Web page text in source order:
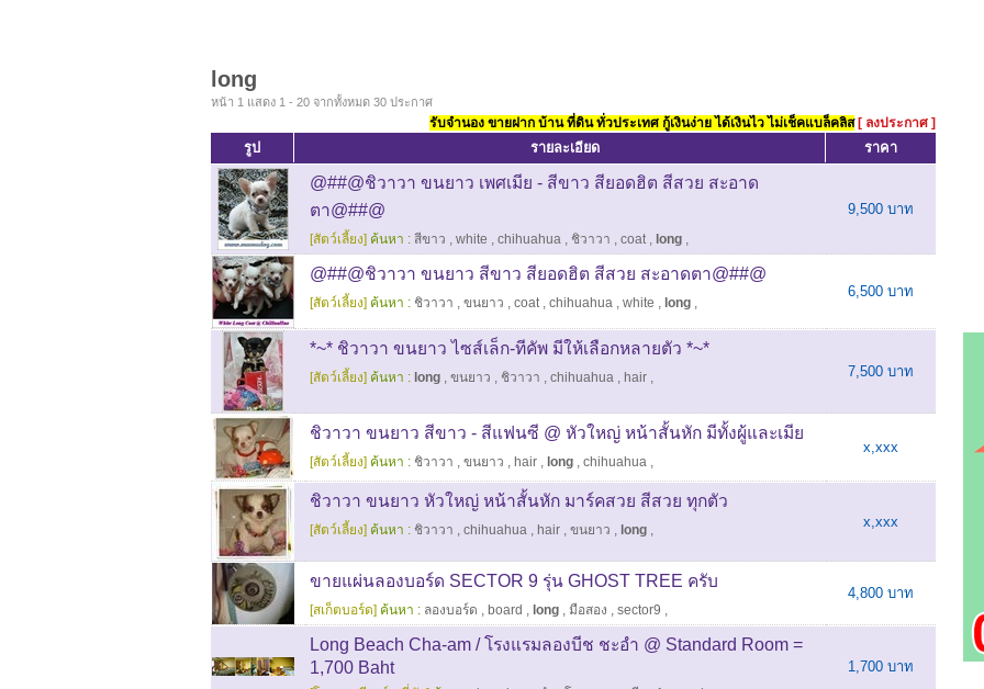
long
หน้า 1 แสดง 1 - 20 จากทั้งหมด 30 ประกาศ
รับจำนอง ขายฝาก บ้าน ที่ดิน ทั่วประเทศ กู้เงินง่าย ได้เงินไว ไม่เช็คแบล็คลิส [ ลงประกาศ ]
รูป รายละเอียด ราคา
@##@ชิวาวา ขนยาว เพศเมีย - สีขาว สียอดฮิต สีสวย สะอาด
ตา@##@
[สัตว์เลี้ยง] ค้นหา : สีขาว , white , chihuahua , ชิวาวา , coat, long ,
9,500 บาท
@##@ชิวาวา ขนยาว สีขาว สียอดฮิต สีสวย สะอาดตา@##@
[สัตว์เลี้ยง] ค้นหา : ชิวาวา , ขนยาว , coat, chihuahua , white , long ,
6,500 บาท
*~* ชิวาวา ขนยาว ไซส์เล็ก-ทีคัพ มีให้เลือกหลายตัว *~*
[สัตว์เลี้ยง] ค้นหา : long , ขนยาว , ชิวาวา , chihuahua , hair , 7,500 บาท
ชิวาวา ขนยาว สีขาว - สีแฟนซี @ หัวใหญ่ หน้าสั้นหัก มีทั้งผู้และเมีย
[สัตว์เลี้ยง] ค้นหา : ชิวาวา , ขนยาว , hair , long , chihuahua ,
x,xxx
ชิวาวา ขนยาว หัวใหญ่ หน้าสั้นหัก มาร์คสวย สีสวย ทุกตัว
[สัตว์เลี้ยง] ค้นหา : ชิวาวา , chihuahua , hair , ขนยาว , long , x,xxx
ขายแผ่นลองบอร์ด SECTOR 9 รุ่น GHOST TREE ครับ
[สเก็ตบอร์ด] ค้นหา : ลองบอร์ด , board , long , มือสอง , sector9 ,
4,800 บาท
Long Beach Cha-am / โรงแรมลองบีช ชะอำ @ Standard Room =
1,700 Baht
1,700 บาท